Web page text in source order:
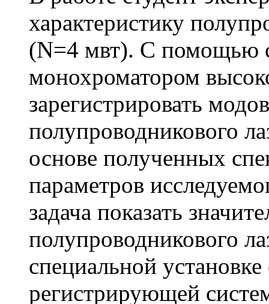
характеристику
(N=4 мвт). С помощью
монохроматором
зарегистрировать
полупроводникового
основе полученных
параметров
задача показать
полупроводникового
специальной
регистрирующей